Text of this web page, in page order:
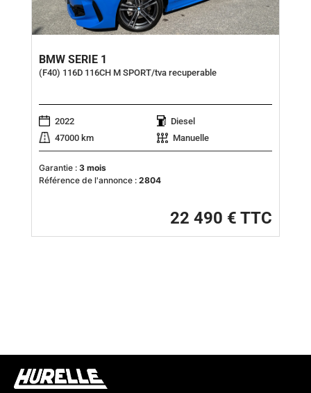
BMW SERIE 1
(F40) 116D 116CH M SPORT/tva recuperable
2022
Diesel
47000 km
Manuelle
Garantie : 3 mois
Référence de l'annonce : 2804
22 490 € TTC